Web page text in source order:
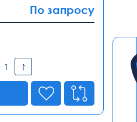
По запросу